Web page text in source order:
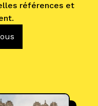
références et